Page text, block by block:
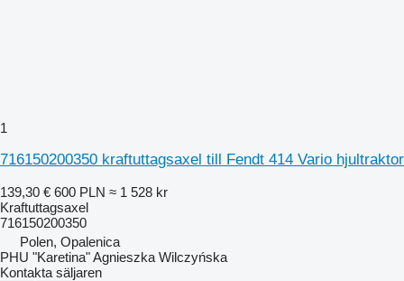
1
716150200350 kraftuttagsaxel till Fendt 414 Vario hjultraktor
139,30 € 600 PLN ≈ 1 528 kr
Kraftuttagsaxel
716150200350
Polen, Opalenica
PHU "Karetina" Agnieszka Wilczyńska
Kontakta säljaren